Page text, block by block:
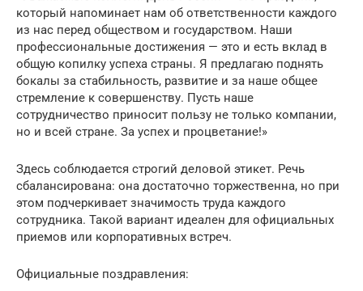
который напоминает нам об ответственности каждого
из нас перед обществом и государством. Наши
профессиональные достижения — это и есть вклад в
общую копилку успеха страны. Я предлагаю поднять
бокалы за стабильность, развитие и за наше общее
стремление к совершенству. Пусть наше
сотрудничество приносит пользу не только компании,
но и всей стране. За успех и процветание!»
Здесь соблюдается строгий деловой этикет. Речь
сбалансирована: она достаточно торжественна, но при
этом подчеркивает значимость труда каждого
сотрудника. Такой вариант идеален для официальных
приемов или корпоративных встреч.
Официальные поздравления: